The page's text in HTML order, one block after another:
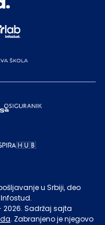
u Srbiji, deo
2026. Sadržaj sajta
. Zabranjeno je njegovo